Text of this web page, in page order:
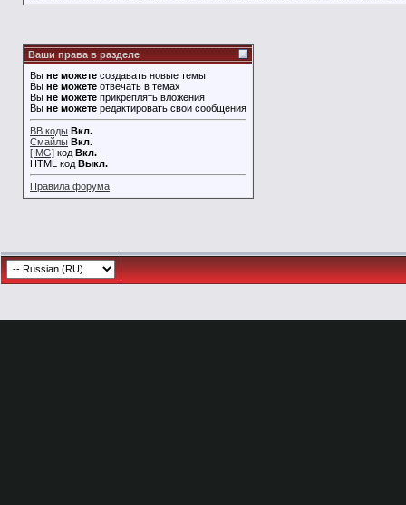
Ваши права в разделе
Вы не можете создавать новые темы
Вы не можете отвечать в темах
Вы не можете прикреплять вложения
Вы не можете редактировать свои сообщения
BB коды Вкл.
Смайлы Вкл.
[IMG] код Вкл.
HTML код Выкл.
Правила форума